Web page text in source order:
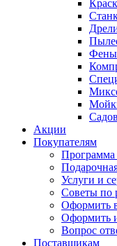
Фены
Акции
Покупателям
Программа
Услуги и
Советы по
Оформить
Оформить
Вопрос
Поставщикам